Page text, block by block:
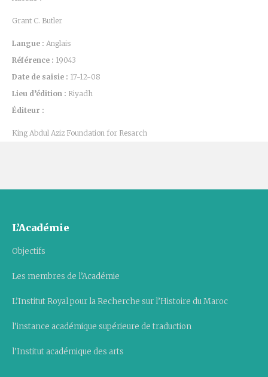
Grant C. Butler
Langue : Anglais
Référence : 19043
Date de saisie : 17-12-08
Lieu d’édition : Riyadh
Éditeur :
King Abdul Aziz Foundation for Resarch
L’Académie
Objectifs
Les membres de l’Académie
L’Institut Royal pour la Recherche sur l’Histoire du Maroc
l’instance académique supérieure de traduction
l’Institut académique des arts